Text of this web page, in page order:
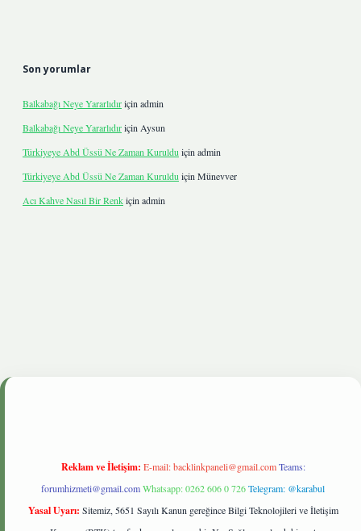
Son yorumlar
Balkabağı Neye Yararlıdıriçin admin
Balkabağı Neye Yararlıdıriçin Aysun
Türkiyeye Abd Üssü Ne Zaman Kuruldu için admin
Türkiyeye Abd Üssü Ne Zaman Kuruldu için Münevver
Acı Kahve Nasıl Bir Renkiçin admin
Reklam ve İletişim: E-mail:backlinkpaneli@gmail.com Teams:
forumhizmeti@gmail.comWhatsapp: 0262 606 0 726Telegram: @karabul
Yasal Uyarı: Sitemiz, 5651 Sayılı Kanun gereğince Bilgi Teknolojileri ve İletişim